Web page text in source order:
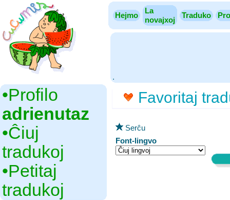
Hejmo
La
novajxoj
Traduko
.
•‎Profilo
adrienutaz
•‎Ĉiuj
tradukoj
•‎Petitaj
tradukoj
Favoritaj
Serĉu
Font-lingvo